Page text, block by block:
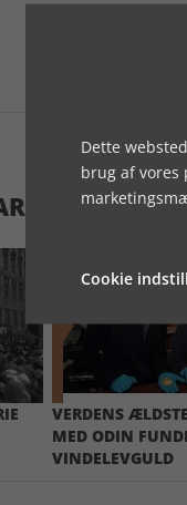
VERDENS
MED ODIN
VINDELEVGULD
Dette
brug af vores
Cookie